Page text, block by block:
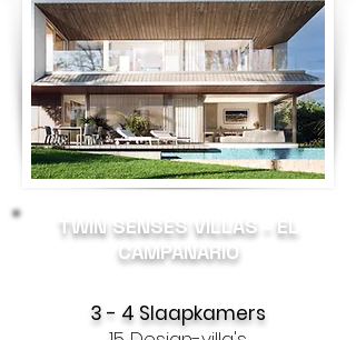
TWIN SENSES VILLAS - EL
CAMPANARIO
3 - 4 Slaapkamers